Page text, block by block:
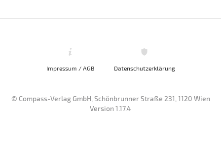
Impressum / AGB Datenschutzerklärung
© Compass-Verlag GmbH, Schönbrunner Straße 231, 1120 Wien
Version 1.17.4